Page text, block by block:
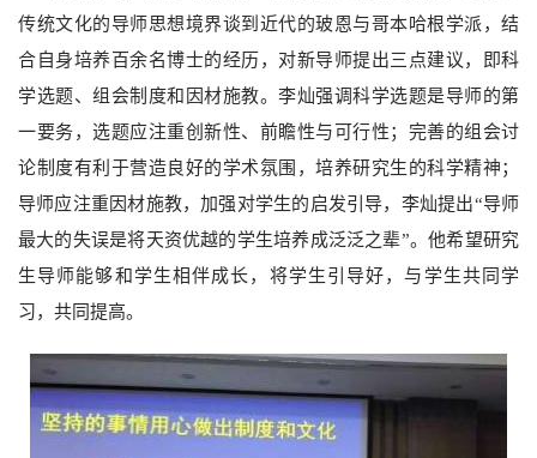
传统文化的导师思想境界谈到近代的玻恩与哥本哈根学派，结
合自身培养百余名博士的经历，对新导师提出三点建议，即科
学选题、组会制度和因材施教。李灿强调科学选题是导师的第
一要务，选题应注重创新性、前瞻性与可行性；完善的组会讨
论制度有利于营造良好的学术氛围，培养研究生的科学精神；
导师应注重因材施教，加强对学生的启发引导，李灿提出“导师
最大的失误是将天资优越的学生培养成泛泛之辈”。他希望研究
生导师能够和学生相伴成长，将学生引导好，与学生共同学
习，共同提高。